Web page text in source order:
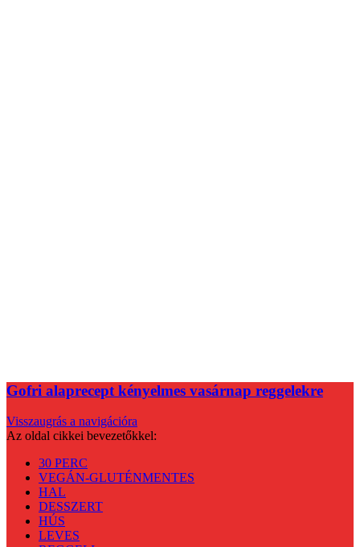
Gofri alaprecept kényelmes vasárnap reggelekre
Visszaugrás a navigációra
Az oldal cikkei bevezetőkkel:
30 PERC
VEGÁN-GLUTÉNMENTES
HAL
DESSZERT
HÚS
LEVES